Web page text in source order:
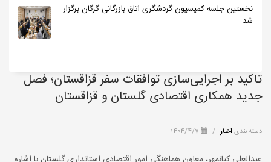
نخستین جلسه کمیسیون گردشگری اتاق بازرگانی گرگان برگزار
شد
تاکید بر اجرایی‌سازی توافقات سفر قزاقستان؛ فصل
جدید همکاری اقتصادی گلستان و قزاقستان
دسته بندیاخبار /